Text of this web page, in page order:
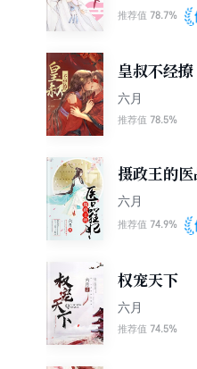
推荐值 78.7%
皇叔不经撩
六月
推荐值 78.5%
摄政王的医
六月
推荐值 74.9%
权宠天下
六月
推荐值 74.5%